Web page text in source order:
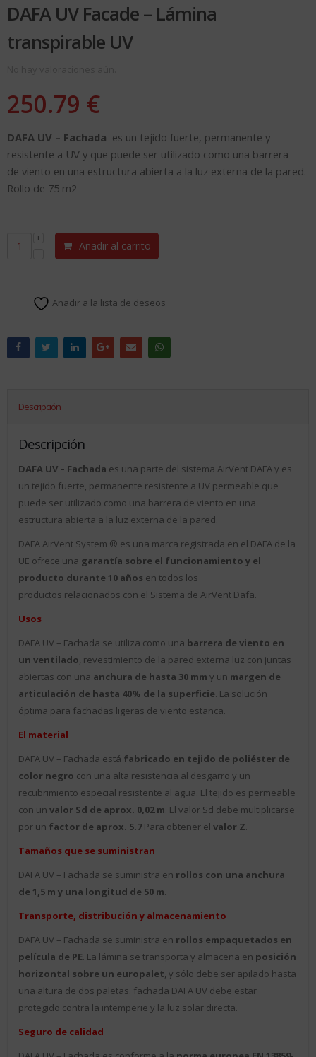
DAFA UV Facade – Lámina
transpirable UV
250.79 €
DAFA UV – Fachada es un tejido fuerte, permanente y
resistente a UV y que puede ser utilizado como una barrera
de viento en una estructura abierta a la luz externa de la pared.
Rollo de 75 m2
Añadir al carrito
Añadir a la lista de deseos
Descripción
Descripción
DAFA UV – Fachada es una parte del sistema AirVent DAFA y es
un tejido fuerte, permanente resistente a UV permeable que
puede ser utilizado como una barrera de viento en una
estructura abierta a la luz externa de la pared.
DAFA AirVent System ® es una marca registrada en el DAFA de la
UE ofrece una garantía sobre el funcionamiento y el
producto durante 10 años en todos los
productos relacionados con el Sistema de AirVent Dafa.
Usos
DAFA UV – Fachada se utiliza como una barrera de viento en
un ventilado, revestimiento de la pared externa luz con juntas
abiertas con una anchura de hasta 30 mm y un margen de
articulación de hasta 40% de la superficie. La solución
óptima para fachadas ligeras de viento estanca.
El material
DAFA UV – Fachada está fabricado en tejido de poliéster de
color negro con una alta resistencia al desgarro y un
recubrimiento especial resistente al agua. El tejido es permeable
con un valor Sd de aprox. 0,02 m. El valor Sd debe multiplicarse
por un factor de aprox. 5.7Para obtener el valor Z.
Tamaños que se suministran
DAFA UV – Fachada se suministra en rollos con una anchura
de 1,5 m y una longitud de 50 m.
Transporte, distribución y almacenamiento
DAFA UV – Fachada se suministra en rollos empaquetados en
película de PE. La lámina se transporta y almacena en posición
horizontal sobre un europalet, y sólo debe ser apilado hasta
una altura de dos paletas. fachada DAFA UV debe estar
protegido contra la intemperie y la luz solar directa.
Seguro de calidad